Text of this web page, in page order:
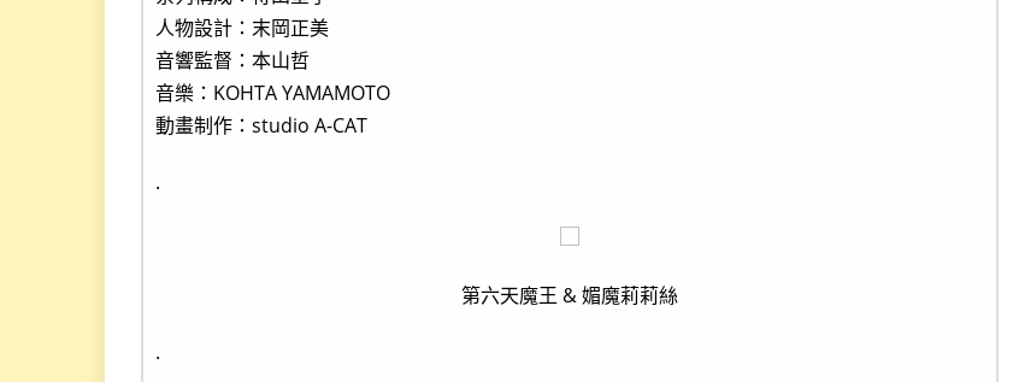
人物設計：末岡正美
音響監督：本山哲
音樂：KOHTA YAMAMOTO
動畫制作：studio A-CAT
.
第六天魔王 & 媚魔莉莉絲
.